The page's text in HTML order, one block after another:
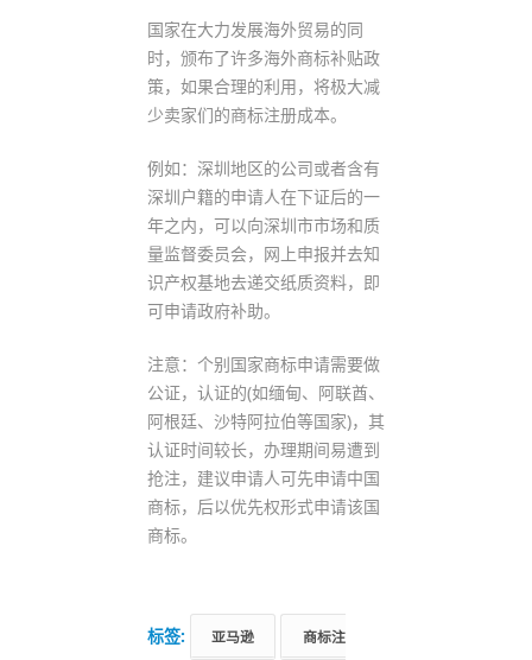
国家在大力发展海外贸易的同
时，颁布了许多海外商标补贴政
策，如果合理的利用，将极大减
少卖家们的商标注册成本。
例如：深圳地区的公司或者含有
深圳户籍的申请人在下证后的一
年之内，可以向深圳市市场和质
量监督委员会，网上申报并去知
识产权基地去递交纸质资料，即
可申请政府补助。
注意：个别国家商标申请需要做
公证，认证的(如缅甸、阿联酋、
阿根廷、沙特阿拉伯等国家)，其
认证时间较长，办理期间易遭到
抢注，建议申请人可先申请中国
商标，后以优先权形式申请该国
商标。
标签: 亚马逊 商标注